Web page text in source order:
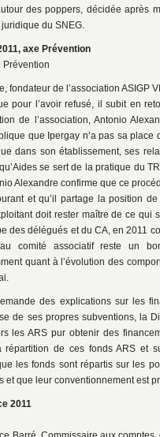
des poppers, décidée après
du SNEG.
axe Prévention
Prévention
fondateur de l’association ASIGP
pour l’avoir refusé, il subit en
de l’association, Antonio
que Ipergay n’a pas sa
dans son établissement, ses
se sert de la pratique du
Alexandre confirme que ce
et qu’il partage la position
doit rester maître de ce qui
des délégués et du CA, en 2011
comité associatif reste un
quant à l’évolution des
des explications sur les
de ses propres subventions, la
les ARS pur obtenir des
répartition de ces fonds ARS et
les fonds sont répartis sur les
que leur conventionnement est
2011